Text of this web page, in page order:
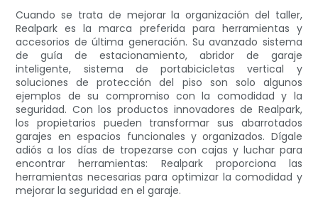
Cuando se trata de mejorar la organización del taller,
Realpark es la marca preferida para herramientas y
accesorios de última generación. Su avanzado sistema
de guía de estacionamiento, abridor de garaje
inteligente, sistema de portabicicletas vertical y
soluciones de protección del piso son solo algunos
ejemplos de su compromiso con la comodidad y la
seguridad. Con los productos innovadores de Realpark,
los propietarios pueden transformar sus abarrotados
garajes en espacios funcionales y organizados. Dígale
adiós a los días de tropezarse con cajas y luchar para
encontrar herramientas: Realpark proporciona las
herramientas necesarias para optimizar la comodidad y
mejorar la seguridad en el garaje.